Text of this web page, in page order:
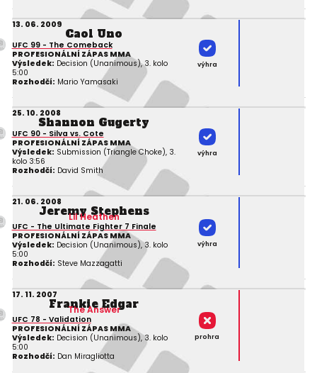
13. 06. 2009
Caol Uno
UFC 99 - The Comeback
PROFESIONÁLNÍ ZÁPAS MMA
Výsledek: Decision (Unanimous), 3. kolo
5:00
Rozhodčí: Mario Yamasaki
výhra
25. 10. 2008
Shannon Gugerty
UFC 90 - Silva vs. Cote
PROFESIONÁLNÍ ZÁPAS MMA
Výsledek: Submission (Triangle Choke), 3.
kolo 3:56
Rozhodčí: David Smith
výhra
21. 06. 2008
Jeremy Stephens
Lil Heathen
UFC - The Ultimate Fighter 7 Finale
PROFESIONÁLNÍ ZÁPAS MMA
Výsledek: Decision (Unanimous), 3. kolo
5:00
Rozhodčí: Steve Mazzagatti
výhra
17. 11. 2007
Frankie Edgar
The Answer
UFC 78 - Validation
PROFESIONÁLNÍ ZÁPAS MMA
Výsledek: Decision (Unanimous), 3. kolo
5:00
Rozhodčí: Dan Miragliotta
prohra